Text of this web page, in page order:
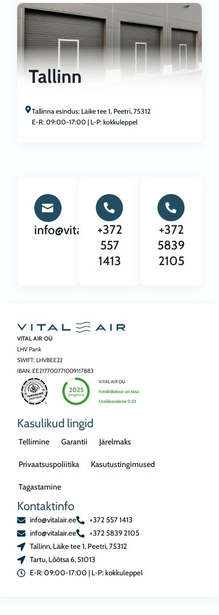
Tallinna esindus: Läike tee 1, Peetri, 75312
E-R: 09:00-17:00 | L-P: kokkuleppel
info@vitalair.ee
+372
557
1413
+372
5839
2105
VITAL AIR OÜ
LHV Pank
SWIFT: LHVBEE22
IBAN: EE217700771009117883
Kasulikud lingid
Tellimine Garantii Järelmaks
Privaatsuspoliitika Kasutustingimused
Tagastamine
Kontaktinfo
info@vitalair.ee
+372 557 1413
info@vitalair.ee
+372 5839 2105
Tallinn, Läike tee 1, Peetri, 75312
Tartu, Lõõtsa 6, 51013
E-R: 09:00-17:00 | L-P: kokkuleppel